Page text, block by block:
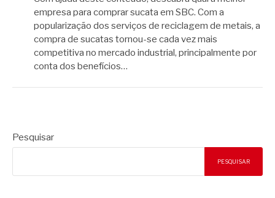
empresa para comprar sucata em SBC. Com a
popularização dos serviços de reciclagem de metais, a
compra de sucatas tornou-se cada vez mais
competitiva no mercado industrial, principalmente por
conta dos benefícios…
Pesquisar
PESQUISAR